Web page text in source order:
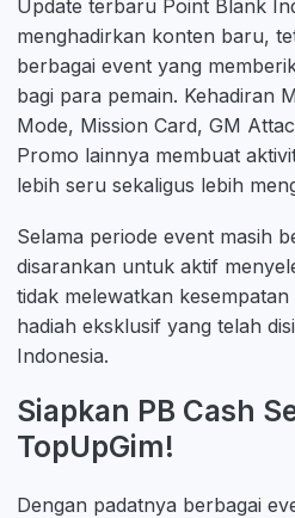
Update terbaru Point Blank
menghadirkan konten baru,
berbagai event yang
bagi para pemain. Kehadiran
Mode, Mission Card, GM
Promo lainnya membuat
lebih seru sekaligus lebih
Selama periode event masih
disarankan untuk aktif
tidak melewatkan
hadiah eksklusif yang telah
Indonesia.
Siapkan PB Cash
TopUpGim!
Dengan padatnya berbagai